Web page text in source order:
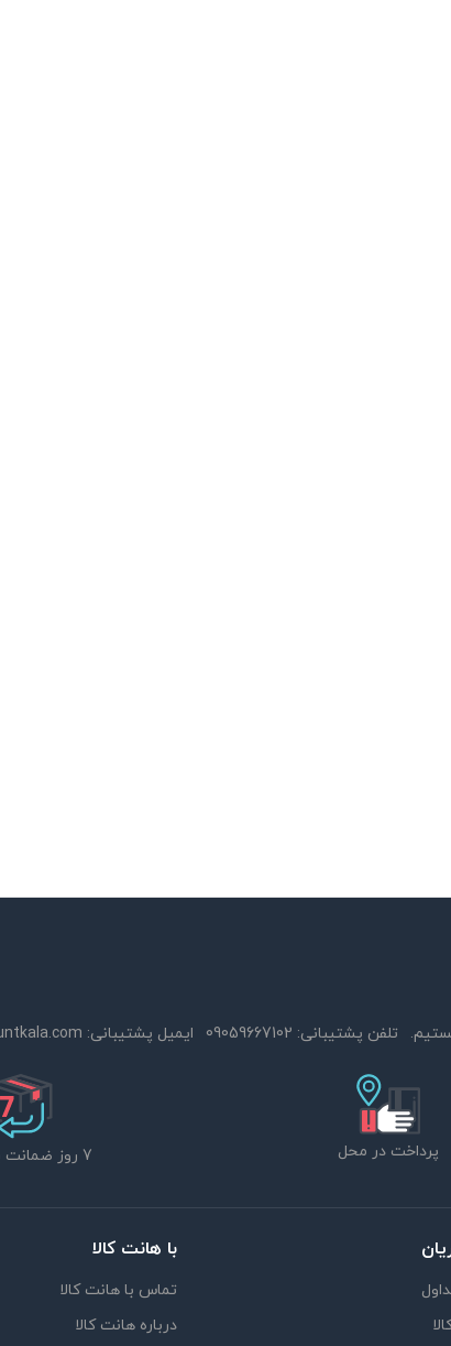
تلفن پشتیبانی: 09059667102 ایمیل پشتیبانی:
پرداخت در محل 7 روز ضمانت بازگشت
با هانت کالا
تماس با هانت کالا
درباره هانت کالا